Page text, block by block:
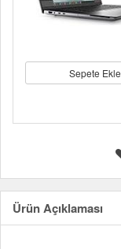
Sepete Ekle
Ürün Açıklaması